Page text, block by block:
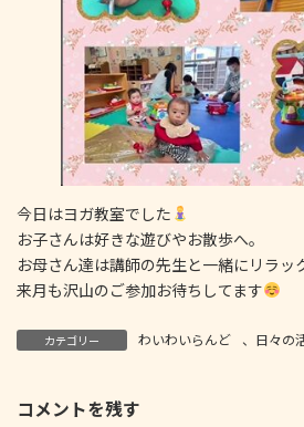
今日はヨガ教室でした
お子さんは好きな遊びやお散歩へ。
お母さん達は講師の先生と一緒にリラッ
来月も沢山のご参加お待ちしてます
カテゴリー わいわいらんど 、 日々の
コメントを残す